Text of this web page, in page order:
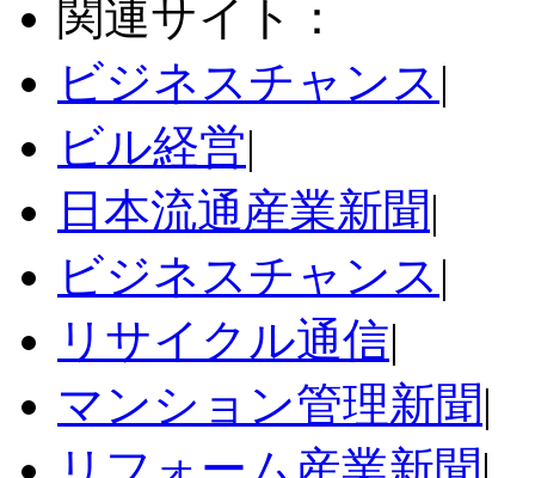
関連サイト：
ビジネスチャンス |
ビル経営|
日本流通産業新聞|
ビジネスチャンス |
リサイクル通信|
マンション管理新聞|